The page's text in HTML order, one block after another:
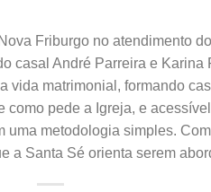
Friburgo no atendimento
casal André Parreira e Karina
vida matrimonial, formando
pede a Igreja, e
metodologia simples.
a Santa Sé orienta serem